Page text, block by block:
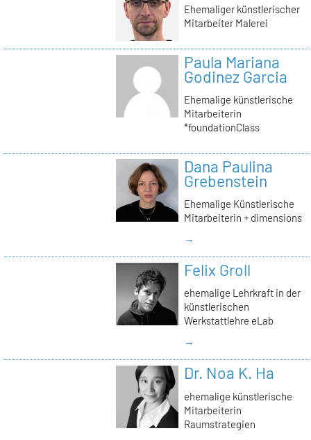
Ehemaliger künstlerischer
Mitarbeiter Malerei
Paula Mariana
Godinez Garcia
Ehemalige künstlerische
Mitarbeiterin
*foundationClass
Dana Paulina
Grebenstein
Ehemalige Künstlerische
Mitarbeiterin + dimensions
→
Felix Groll
ehemalige Lehrkraft in der
künstlerischen
Werkstattlehre eLab
→
Dr. Noa K. Ha
ehemalige künstlerische
Mitarbeiterin
Raumstrategien